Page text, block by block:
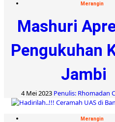
Merangin
Mashuri
Pengukuhan
Jambi
4 Mei 2023 Penulis: Rhomadan
Merangin